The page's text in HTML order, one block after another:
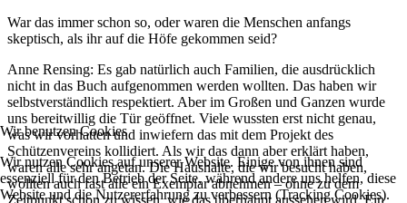
War das immer schon so, oder waren die Menschen anfangs
skeptisch, als ihr auf die Höfe gekommen seid?
Anne Rensing: Es gab natürlich auch Familien, die ausdrücklich
nicht in das Buch aufgenommen werden wollten. Das haben wir
selbstverständlich respektiert. Aber im Großen und Ganzen wurde
uns bereitwillig die Tür geöffnet. Viele wussten erst nicht genau,
was wir vorhatten und inwiefern das mit dem Projekt des
Schützenvereins kollidiert. Als wir das dann aber erklärt haben,
waren alle sehr angetan. Die Haushalte, die wir besucht haben,
wollten auch fast alle ein Exemplar abnehmen – ohne zu dem
Zeitpunkt schon zu wissen, wie das überhaupt aussehen wird. Ein
Wir benutzen Cookies
Wir nutzen Cookies auf unserer Website. Einige von ihnen sind
essenziell für den Betrieb der Seite, während andere uns helfen, diese
Website und die Nutzererfahrung zu verbessern (Tracking Cookies).